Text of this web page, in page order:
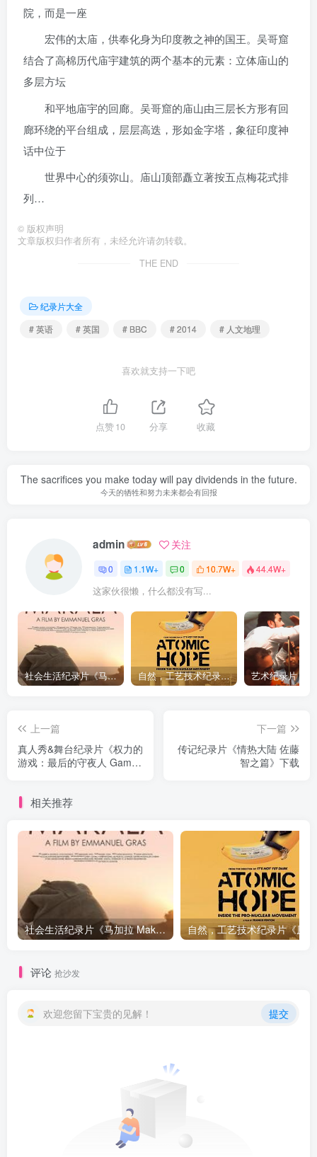
院，而是一座
宏伟的太庙，供奉化身为印度教之神的国王。吴哥窟
结合了高棉历代庙宇建筑的两个基本的元素：立体庙山的
多层方坛
和平地庙宇的回廊。吴哥窟的庙山由三层长方形有回
廊环绕的平台组成，层层高迭，形如金字塔，象征印度神
话中位于
世界中心的须弥山。庙山顶部矗立著按五点梅花式排
列…
© 版权声明
文章版权归作者所有，未经允许请勿转载。
THE END
纪录片大全
# 英语
# 英国 # BBC # 2014 # 人文地理
喜欢就支持一下吧
点赞10 分享 收藏
The sacrifices you make today will pay dividends in the future.
今天的牺牲和努力未来都会有回报
admin 关注
0 1.1W+ 0 10.7W+ 44.4W+
这家伙很懒，什么都没有写...
社会生活纪录片《马加拉 Makala》下载 自然，工艺技术纪录片《原子能的希望 Atomic Hope – Inside the Pro-Nuclear Movement》下载
上一篇
真人秀&舞台纪录片《权力的
游戏：最后的守夜人 Game
下一篇
传记纪录片《情热大陆 佐藤
智之篇》下载
相关推荐
社会生活纪录片《马加拉 Makala》下载
评论 抢沙发
欢迎您留下宝贵的见解！ 提交